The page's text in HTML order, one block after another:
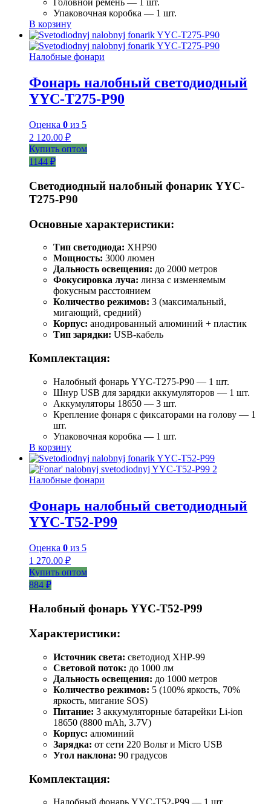
Головной ремень — 1 шт.
Упаковочная коробка — 1 шт.
В корзину
Налобные фонари
Фонарь налобный светодиодный
YYC-T275-P90
Оценка 0 из 5
2 120.00 ₽
Купить оптом
1144 ₽
Светодиодный налобный фонарик YYC-
T275-P90
Основные характеристики:
Тип светодиода: XHP90
Мощность: 3000 люмен
Дальность освещения: до 2000 метров
Фокусировка луча: линза с изменяемым
фокусным расстоянием
Количество режимов: 3 (максимальный,
мигающий, средний)
Корпус: анодированный алюминий + пластик
Тип зарядки: USB-кабель
Комплектация:
Налобный фонарь YYC-T275-P90 — 1 шт.
Шнур USB для зарядки аккумуляторов — 1 шт.
Аккумуляторы 18650 — 3 шт.
Крепление фонаря с фиксаторами на голову — 1
шт.
Упаковочная коробка — 1 шт.
В корзину
Налобные фонари
Фонарь налобный светодиодный
YYC-T52-P99
Оценка 0 из 5
1 270.00 ₽
Купить оптом
884 ₽
Налобный фонарь YYC-T52-P99
Характеристики:
Источник света: светодиод XHP-99
Световой поток: до 1000 лм
Дальность освещения: до 1000 метров
Количество режимов: 5 (100% яркость, 70%
яркость, мигание SOS)
Питание: 3 аккумуляторные батарейки Li-ion
18650 (8800 mAh, 3.7V)
Корпус: алюминий
Зарядка: от сети 220 Вольт и Micro USB
Угол наклона: 90 градусов
Комплектация: